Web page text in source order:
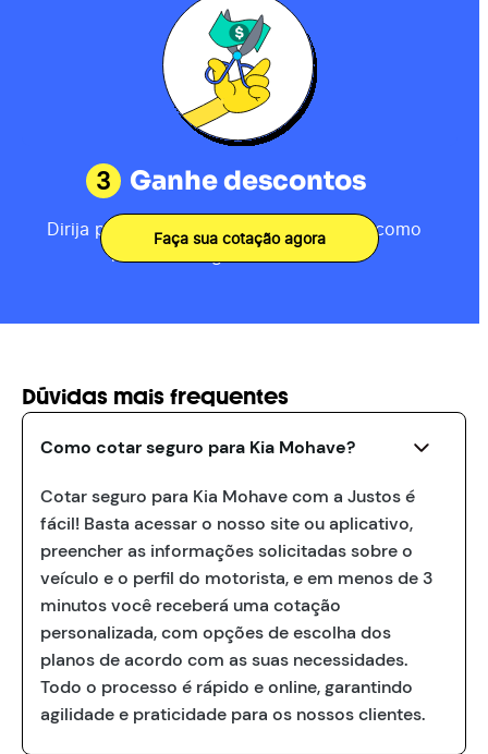
3 Ganhe descontos
Dirija por 80km, receba sua pontuação como
motorista e ganhe descontos.
Faça sua cotação agora
Dúvidas mais frequentes
Como cotar seguro para Kia Mohave?
Cotar seguro para Kia Mohave com a Justos é
fácil! Basta acessar o nosso site ou aplicativo,
preencher as informações solicitadas sobre o
veículo e o perfil do motorista, e em menos de 3
minutos você receberá uma cotação
personalizada, com opções de escolha dos
planos de acordo com as suas necessidades.
Todo o processo é rápido e online, garantindo
agilidade e praticidade para os nossos clientes.